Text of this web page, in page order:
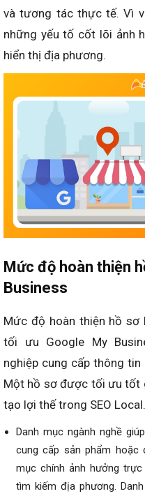
và tương tác thực tế. Vì
những yếu tố cốt lõi ảnh
hiển thị địa phương.
Mức độ hoàn thiện
Business
Mức độ hoàn thiện hồ
tối ưu Google My
nghiệp cung cấp thông
Một hồ sơ được tối ưu tốt
tạo lợi thế trong SEO Local.
Danh mục ngành nghề
cung cấp sản phẩm hoặc
mục chính ảnh hưởng
tìm kiếm địa phương.